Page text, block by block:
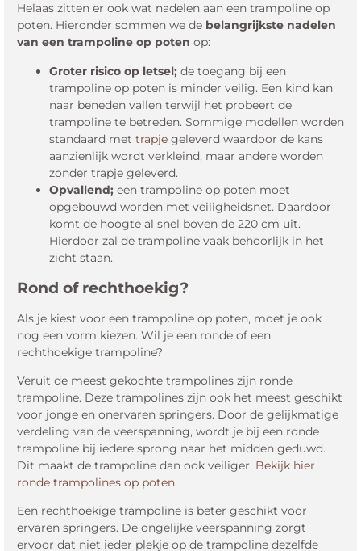
Helaas zitten er ook wat nadelen aan een trampoline op
poten. Hieronder sommen we de belangrijkste nadelen
van een trampoline op poten op:
Groter risico op letsel; de toegang bij een
trampoline op poten is minder veilig. Een kind kan
naar beneden vallen terwijl het probeert de
trampoline te betreden. Sommige modellen worden
standaard met trapje geleverd waardoor de kans
aanzienlijk wordt verkleind, maar andere worden
zonder trapje geleverd.
Opvallend; een trampoline op poten moet
opgebouwd worden met veiligheidsnet. Daardoor
komt de hoogte al snel boven de 220 cm uit.
Hierdoor zal de trampoline vaak behoorlijk in het
zicht staan.
Rond of rechthoekig?
Als je kiest voor een trampoline op poten, moet je ook
nog een vorm kiezen. Wil je een ronde of een
rechthoekige trampoline?
Veruit de meest gekochte trampolines zijn ronde
trampoline. Deze trampolines zijn ook het meest geschikt
voor jonge en onervaren springers. Door de gelijkmatige
verdeling van de veerspanning, wordt je bij een ronde
trampoline bij iedere sprong naar het midden geduwd.
Dit maakt de trampoline dan ook veiliger. Bekijk hier
ronde trampolines op poten.
Een rechthoekige trampoline is beter geschikt voor
ervaren springers. De ongelijke veerspanning zorgt
ervoor dat niet ieder plekje op de trampoline dezelfde